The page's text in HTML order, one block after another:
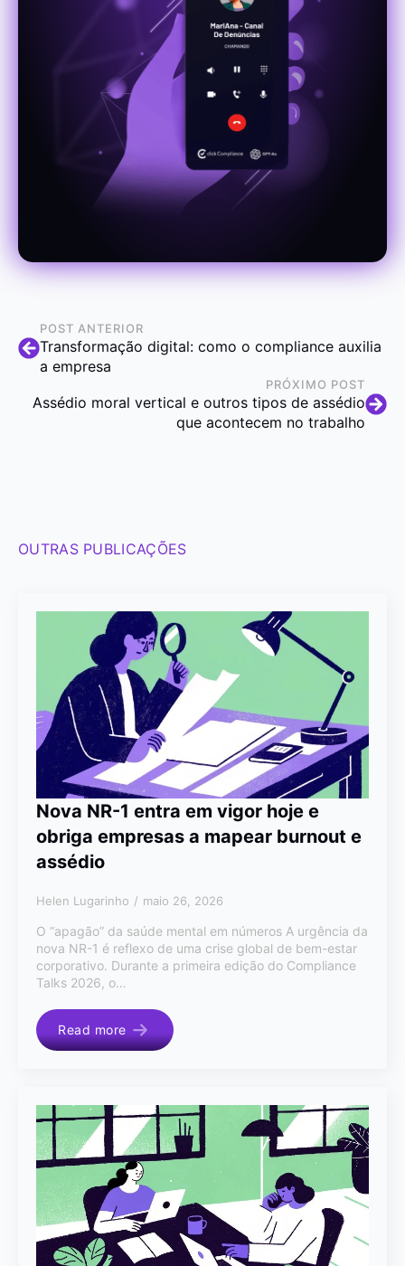
POST ANTERIOR
Transformação digital: como o compliance auxilia
a empresa
PRÓXIMO POST
Assédio moral vertical e outros tipos de assédio
que acontecem no trabalho
OUTRAS PUBLICAÇÕES
Nova NR-1 entra em vigor hoje e
obriga empresas a mapear burnout e
assédio
Helen Lugarinho maio 26, 2026
O “apagão” da saúde mental em números A urgência da
nova NR-1 é reflexo de uma crise global de bem-estar
corporativo. Durante a primeira edição do Compliance
Talks 2026, o…
Read more